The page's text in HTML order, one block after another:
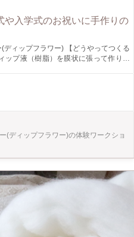
や入学式のお祝いに手作りの
ワー) 【どうやってつくる
ップ液（樹脂）を膜状に張って作りま
加いただけます。 【ぜひ知っ
(ディップフラワー)の体験ワークショ